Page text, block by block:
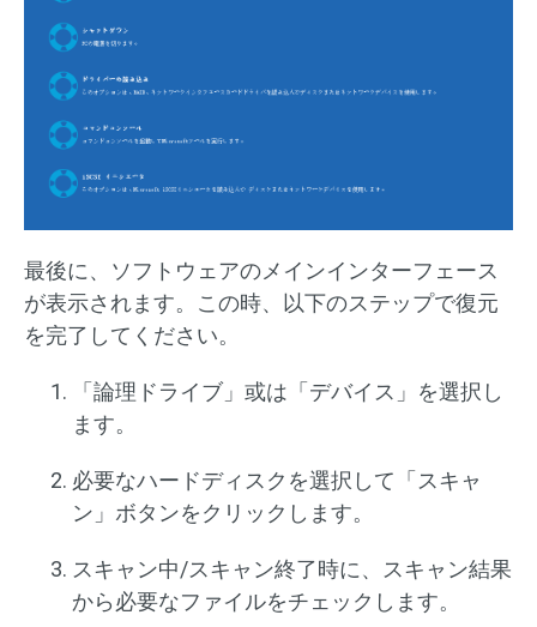
最後に、ソフトウェアのメインインターフェース
が表示されます。この時、以下のステップで復元
を完了してください。
「論理ドライブ」或は「デバイス」を選択し
ます。
必要なハードディスクを選択して「スキャ
ン」ボタンをクリックします。
スキャン中/スキャン終了時に、スキャン結果
から必要なファイルをチェックします。